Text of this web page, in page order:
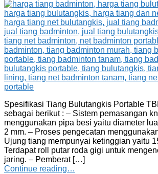
Spesifikasi Tiang Bulutangkis Portable
sebagai berikut : – Sistem pemasangan
menggunakan pipa besi yaitu diameter
2 mm. – Proses pengecatan
Ujung tiang mempunyai ketinggian yaitu
Terdapat roll putar roda gigi untuk
jaring. – Pemberat […]
Continue reading…